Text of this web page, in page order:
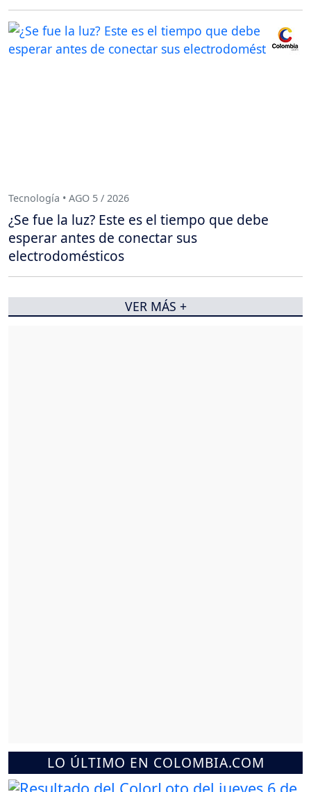
LO ÚLTIMO EN COLOMBIA.COM
Tecnología • AGO 5 / 2026
¿Se fue la luz? Este es el tiempo que debe
esperar antes de conectar sus
electrodomésticos
VER MÁS +